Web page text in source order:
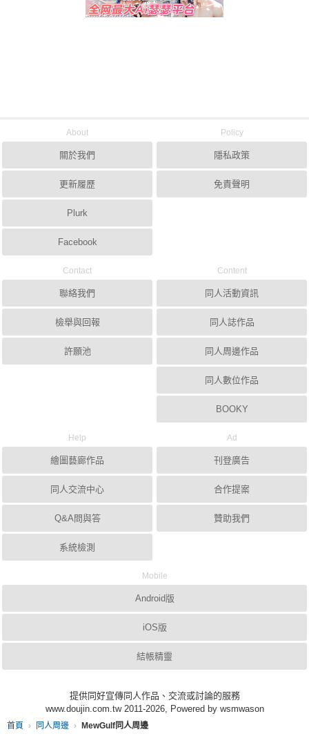
首頁 同人周邊 MewGulf同人周邊
About
關於我們
更新履歷
Plurk
Facebook
Policy
隱私政策
免責聲明
Contact
聯絡我們
檢舉與回報
許願池
Content
同人活動資訊
同人誌作品
同人周邊作品
同人數位作品
BOOKY
Help
繪圖藝廊作品
同人交流中心
Q&A問與答
系統檢測
Ad
刊登廣告
合作提案
贊助我們
Mobile
Android版
iOS版
結帳精靈
提供同好宣傳同人作品、交流或討論的服務
www.doujin.com.tw 2011-2026, Powered by wsmwason